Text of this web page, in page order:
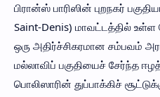
பிரான்ஸ் பாரிஸின் புறநகர்
Saint-Denis) மாவட்டத்தில் உள்ள
ஒரு அதிர்ச்சிகரமான சம்பவம்
மல்லாவிப் பகுதியைச் சேர்ந்த
பொலிஸாரின் துப்பாக்கிச்